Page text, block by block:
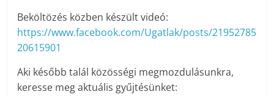
Beköltözés közben készült videó:
https://www.facebook.com/Ugatlak/posts/21952785
20615901
Aki később talál közösségi megmozdulásunkra,
keresse meg aktuális gyűjtésünket: